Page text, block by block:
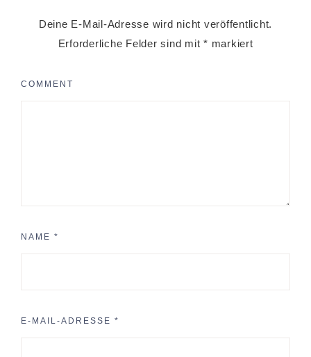
Deine E-Mail-Adresse wird nicht veröffentlicht.
Erforderliche Felder sind mit * markiert
COMMENT
NAME *
E-MAIL-ADRESSE *